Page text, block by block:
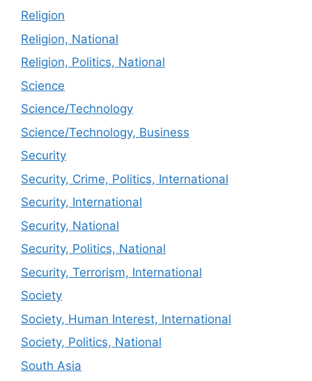
Religion
Religion, National
Religion, Politics, National
Science
Science/Technology
Science/Technology, Business
Security
Security, Crime, Politics, International
Security, International
Security, National
Security, Politics, National
Security, Terrorism, International
Society
Society, Human Interest, International
Society, Politics, National
South Asia